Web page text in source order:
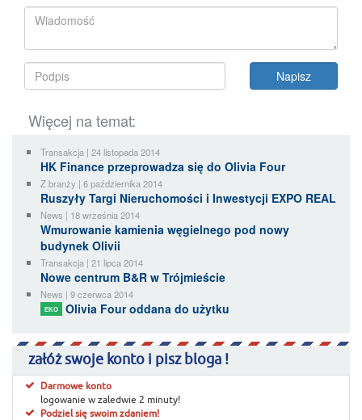
Więcej na temat:
Transakcja | 24 listopada 2014
HK Finance przeprowadza się do Olivia Four
Z branży | 6 października 2014
Ruszyły Targi Nieruchomości i Inwestycji EXPO REAL
News | 18 września 2014
Wmurowanie kamienia węgielnego pod nowy
budynek Olivii
Transakcja | 21 lipca 2014
Nowe centrum B&R w Trójmieście
News | 9 czerwca 2014
EKO Olivia Four oddana do użytku
załóż swoje konto i pisz bloga !
Darmowe konto
logowanie w zaledwie 2 minuty!
Podziel się swoim zdaniem!